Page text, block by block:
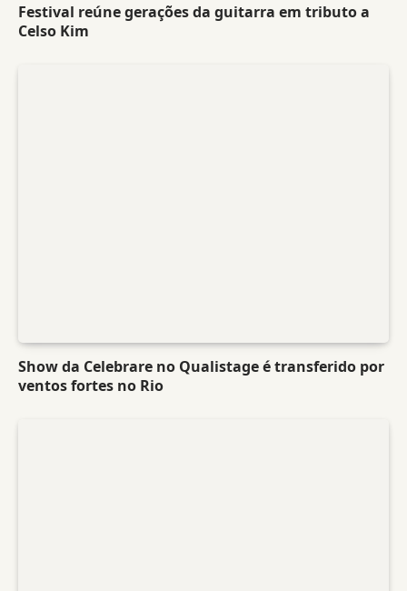
Festival reúne gerações da guitarra em tributo a
Celso Kim
Show da Celebrare no Qualistage é transferido por
ventos fortes no Rio